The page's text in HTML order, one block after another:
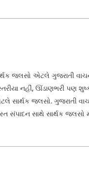
જલસો એટલે ગુજરાતી
નહીં, ઊંડાણભરી પણ
સાર્થક જલસો. ગુજરાતી
સંપાદન સાથે સાર્થક જલસો